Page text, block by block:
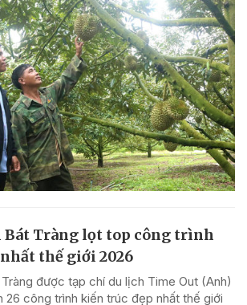
Bát Tràng lọt top công trình
thế giới 2026
được tạp chí du lịch Time Out (Anh)
26 công trình kiến trúc đẹp nhất thế giới